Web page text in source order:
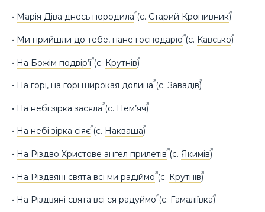
• Марія Діва днесь породила(с. Старий Кропивник)
• Ми прийшли до тебе, пане господарю(с. Кавсько)
• На Божім подвір’ї(с. Крутнів)
• На горі, на горі широкая долина(с. Завадів)
• На небі зірка засяла(с. Нем’яч)
• На небі зірка сіяє(с. Накваша)
• На Різдво Христове ангел прилетів(с. Якимів)
• На Різдвяні свята всі ми радіймо(с. Крутнів)
• На Різдвяні свята всі ся радуймо(с. Гамаліївка)